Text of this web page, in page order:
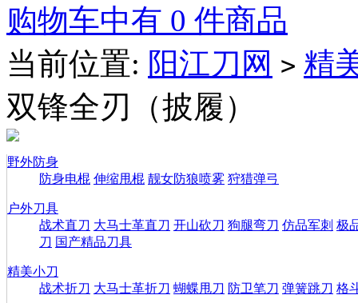
购物车中有 0 件商品
当前位置: 阳江刀网 > 精
双锋全刃（披履）
野外防身
防身电棍 伸缩甩棍 靓女防狼喷雾 狩猎弹弓
户外刀具
战术直刀 大马士革直刀 开山砍刀 狗腿弯刀 仿品军刺 极
刀 国产精品刀具
精美小刀
战术折刀 大马士革折刀 蝴蝶甩刀 防卫笔刀 弹簧跳刀 格